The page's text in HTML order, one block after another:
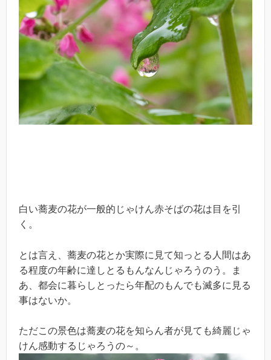
白い蕎麦の花が一般的じゃけん赤そばの花は目を引
く。
とは言え、蕎麦の花とか実際に見て知っとる人間はあ
る程度の年齢に達しとるもんなんじゃろうのう。ま
あ、都会に暮らしとったら年配のもんでも滅多に見る
事はないか。
ただこの景色は蕎麦の花を知らん者が見ても綺麗じゃ
けん感動するじゃろうの～。